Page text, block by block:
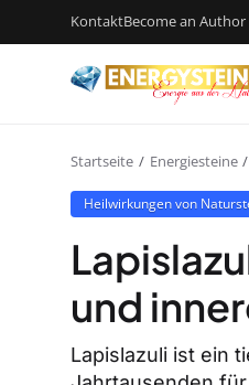
KontaktBecome an Author
Startseite Energiesteine
Heilwirkungen von
und
Lapislazuli ist ein